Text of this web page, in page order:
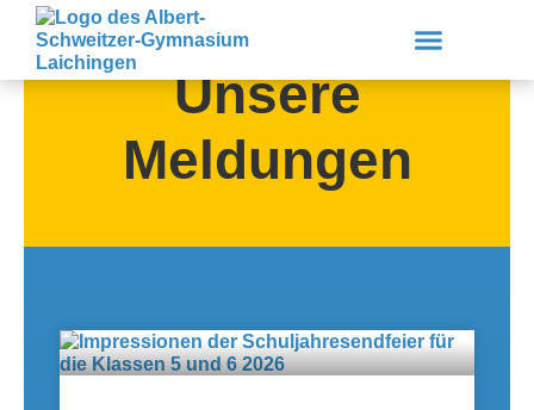
Zum
Inhalt
springen
Unsere
Meldungen